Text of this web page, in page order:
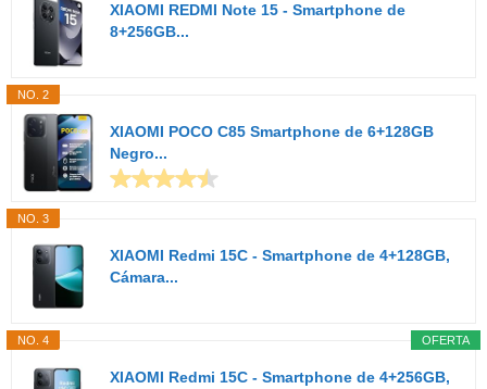
XIAOMI REDMI Note 15 - Smartphone de
8+256GB...
NO. 2
XIAOMI POCO C85 Smartphone de 6+128GB
Negro...
NO. 3
XIAOMI Redmi 15C - Smartphone de 4+128GB,
Cámara...
OFERTA
NO. 4
XIAOMI Redmi 15C - Smartphone de 4+256GB,